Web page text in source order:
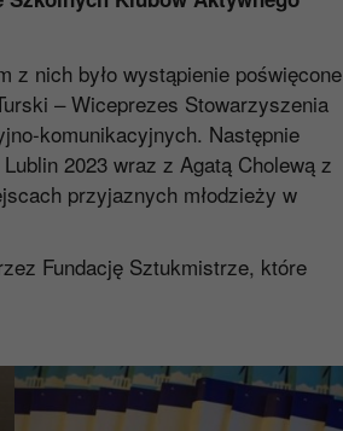
nich było wystąpienie poświęcone
– Wiceprezes Stowarzyszenia
komunikacyjnych. Następnie
2023 wraz z Agatą Cholewą z
przyjaznych młodzieży w
Fundację Sztukmistrze, które